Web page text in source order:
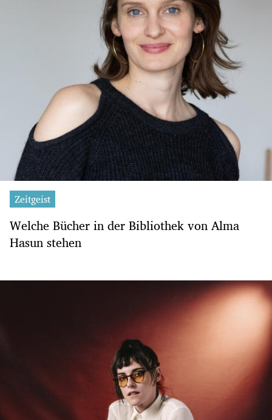
Zeitgeist
Welche Bücher in der Bibliothek von Alma
Hasun stehen